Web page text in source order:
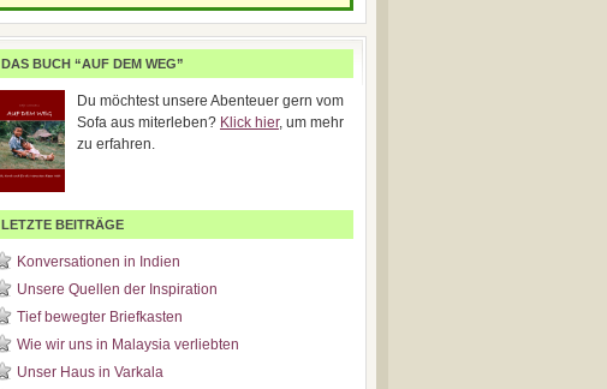
DAS BUCH “AUF DEM WEG”
Du möchtest unsere Abenteuer gern vom
Sofa aus miterleben? Klick hier, um mehr
zu erfahren.
LETZTE BEITRÄGE
Konversationen in Indien
Unsere Quellen der Inspiration
Tief bewegter Briefkasten
Wie wir uns in Malaysia verliebten
Unser Haus in Varkala